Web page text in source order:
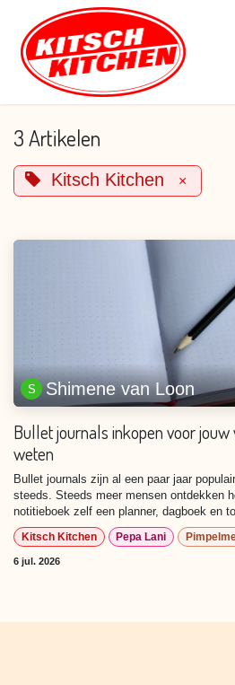
Overslaan naar inhoud
3 Artikelen
Kitsch Kitchen ×
Shimene van Loon
Bullet journals inkopen voor
weten
Bullet journals zijn al een paar jaar
steeds. Steeds meer mensen ontdekken
notitieboek zelf een planner, dagboek en
Kitsch Kitchen Pepa Lani
6 jul. 2026